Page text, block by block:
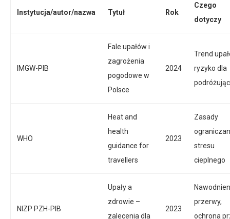
Instytucja/autor/nazwa Tytuł Rok
Czego
dotyczy
IMGW-PIB
Fale upałów i
zagrożenia
pogodowe w
Polsce
2024
Trend
ryzyko dla
WHO
Heat and
health
guidance for
travellers
2023
Zasady
stresu
cieplnego
NIZP PZH-PIB
Upały a
zdrowie –
zalecenia dla
2023
przerwy,
ochrona